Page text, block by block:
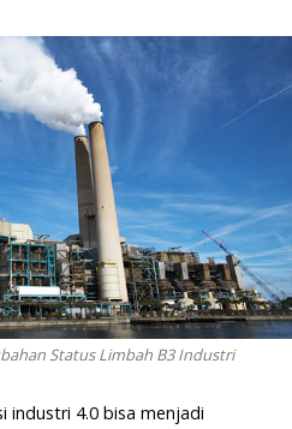
Status Limbah B3 Industri
industri 4.0 bisa menjadi